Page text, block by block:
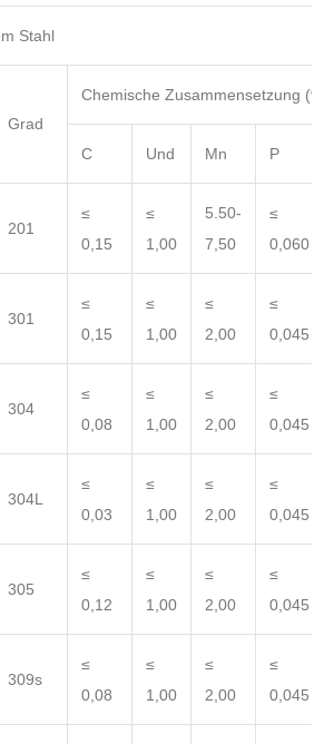
Stahl
Grad
Chemische Zusammensetzung (%)
C Und Mn P
201
≤
0,15
≤
1,00
5.50-
7,50
≤
0,060
301
≤
0,15
≤
1,00
≤
2,00
≤
0,045
304
≤
0,08
≤
1,00
≤
2,00
≤
0,045
304L
≤
0,03
≤
1,00
≤
2,00
≤
0,045
305
≤
0,12
≤
1,00
≤
2,00
≤
0,045
309s
≤
0,08
≤
1,00
≤
2,00
≤
0,045